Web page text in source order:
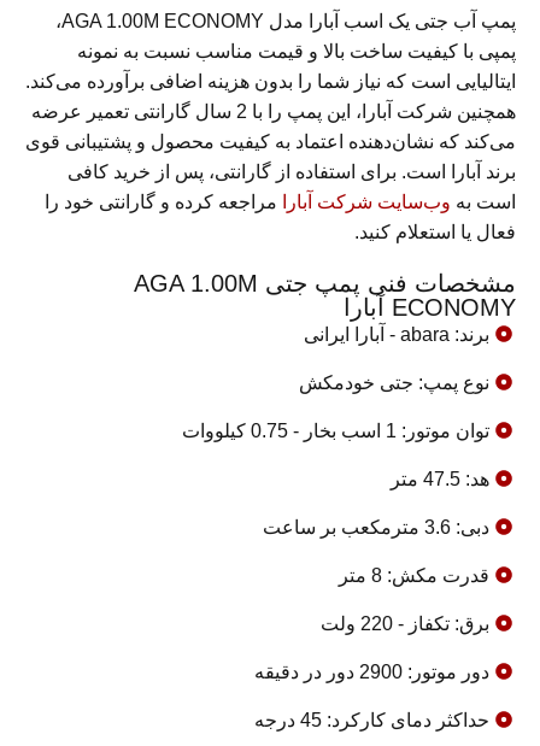
پمپ آب جتی یک اسب آبارا مدل AGA 1.00M ECONOMY،
پمپی با کیفیت ساخت بالا و قیمت مناسب نسبت به نمونه
ایتالیایی است که نیاز شما را بدون هزینه اضافی برآورده می‌کند.
همچنین شرکت آبارا، این پمپ را با 2 سال گارانتی تعمیر عرضه
می‌کند که نشان‌دهنده اعتماد به کیفیت محصول و پشتیبانی قوی
برند آبارا است. برای استفاده از گارانتی، پس از خرید کافی
است به وب‌سایت شرکت آبارا
مراجعه کرده و گارانتی خود را
فعال یا استعلام کنید.
مشخصات فنی پمپ جتی AGA 1.00M
ECONOMY آبارا
برند: abara - آبارا ایرانی
نوع پمپ: جتی خودمکش
توان موتور: 1 اسب بخار - 0.75 کیلووات
هد: 47.5 متر
دبی: 3.6 مترمکعب بر ساعت
قدرت مکش: 8 متر
برق: تکفاز - 220 ولت
دور موتور: 2900 دور در دقیقه
حداکثر دمای کارکرد: 45 درجه